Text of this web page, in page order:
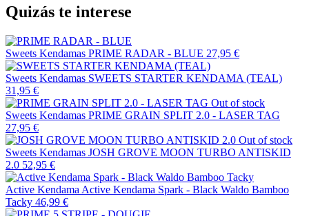
Quizás te interese
Sweets Kendamas PRIME RADAR - BLUE 27,95 €
Sweets Kendamas SWEETS STARTER KENDAMA (TEAL)
31,95 €
Out of stock
Sweets Kendamas PRIME GRAIN SPLIT 2.0 - LASER TAG
27,95 €
Out of stock
Sweets Kendamas JOSH GROVE MOON TURBO ANTISKID
2.0 52,95 €
Active Kendama Active Kendama Spark - Black Waldo Bamboo
Tacky 46,99 €